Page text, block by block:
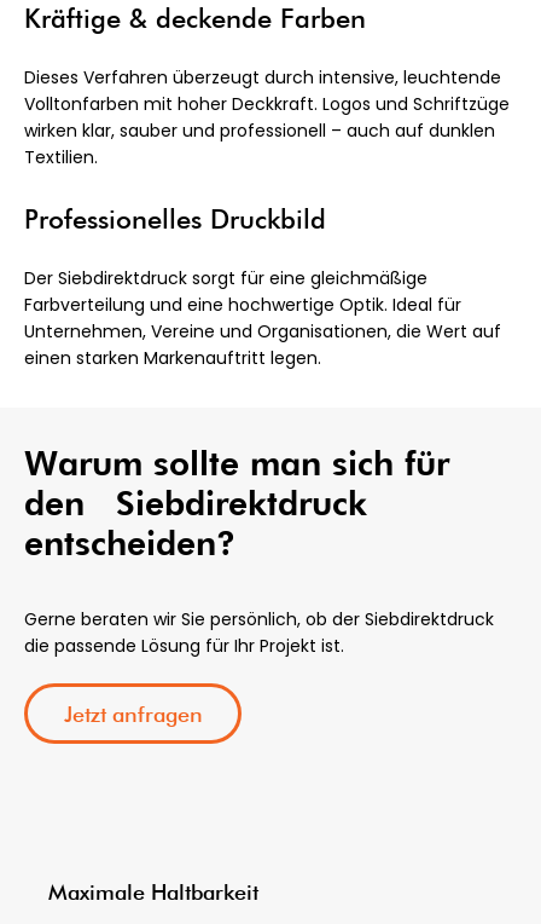
Kräftige & deckende Farben
Dieses Verfahren überzeugt durch intensive, leuchtende
Volltonfarben mit hoher Deckkraft. Logos und Schriftzüge
wirken klar, sauber und professionell – auch auf dunklen
Textilien.
Professionelles Druckbild
Der Siebdirektdruck sorgt für eine gleichmäßige
Farbverteilung und eine hochwertige Optik. Ideal für
Unternehmen, Vereine und Organisationen, die Wert auf
einen starken Markenauftritt legen.
Warum sollte man sich für
den Siebdirektdruck
entscheiden?
Gerne beraten wir Sie persönlich, ob der Siebdirektdruck
die passende Lösung für Ihr Projekt ist.
Jetzt anfragen
Maximale Haltbarkeit